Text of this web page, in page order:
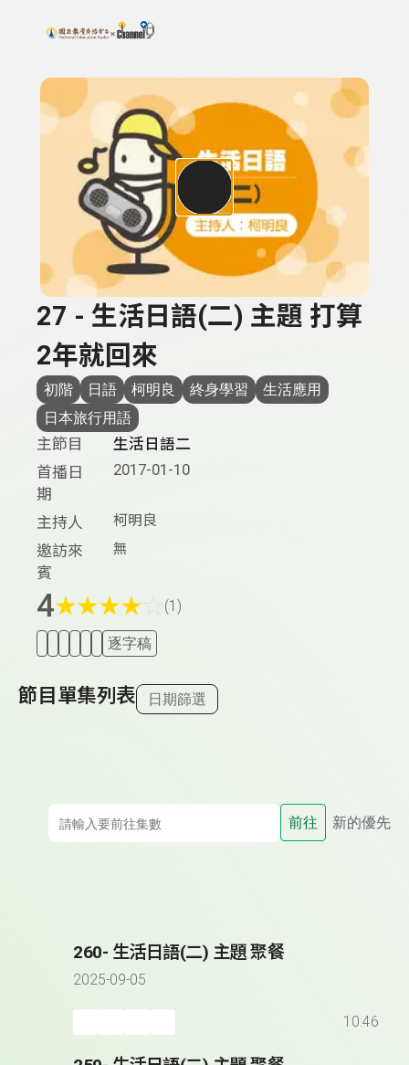
上方功能區塊
搜尋關鍵字：可輸入節目名稱、主持人或關鍵字
27 - 生活日語(二) 主題 打算
2年就回來
初階 日語 柯明良 終身學習
生活應用
日本旅行用語
主節目
生活日語二
首播日
期
2017-01-10
主持人 柯明良
邀訪來
賓
無
4★★★★ (1)
逐字稿
節目單集列表 日期篩選
前往 新的優先
260- 生活日語(二) 主題 聚餐
2025-09-05
10:46